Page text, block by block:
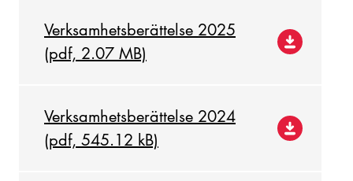
Verksamhetsberättelse 2025
(pdf, 2.07 MB)
Verksamhetsberättelse 2024
(pdf, 545.12 kB)